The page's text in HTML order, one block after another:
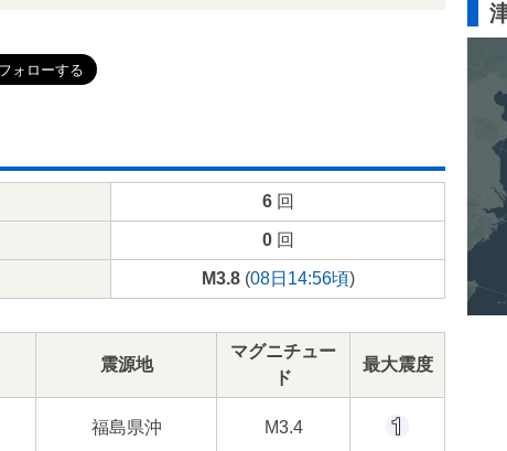
6回
0回
M3.8(08日14:56頃)
震源地
マグニチュー
ド
最大震度
福島県沖 M3.4